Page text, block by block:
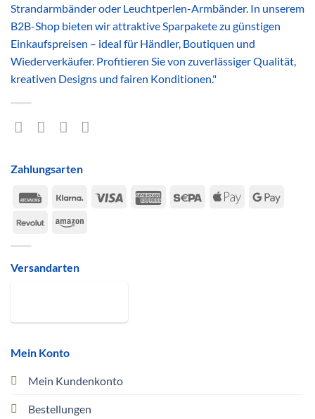
Strandarmbänder oder Leuchtperlen-Armbänder. In unserem
B2B-Shop bieten wir attraktive Sparpakete zu günstigen
Einkaufspreisen – ideal für Händler, Boutiquen und
Wiederverkäufer. Profitieren Sie von zuverlässiger Qualität,
kreativen Designs und fairen Konditionen."
Mein Konto
Mein Kundenkonto
Bestellungen
Zahlungsarten
Rechung
Klarna Visa
American Sepa
Apple
Google
RevolutAmazon
Versandarten